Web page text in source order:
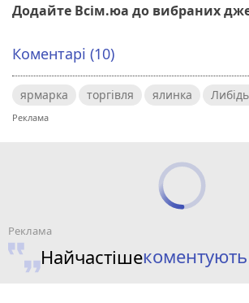
Додайте Всім.юа до вибраних
Коментарі (10)
ярмарка торгівля ялинка
Найчастішекоментують